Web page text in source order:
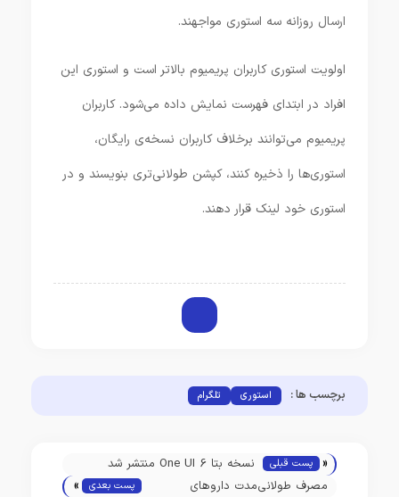
ارسال روزانه سه استوری مواجهند.
اولویت استوری کاربران پریمیوم بالاتر است و استوری این
افراد در ابتدای فهرست نمایش داده می‌شود. کاربران
پریمیوم می‌توانند برخلاف کاربران نسخه‌ی رایگان،
استوری‌ها را ذخیره کنند، کپشن طولانی‌تری بنویسند و در
استوری خود لینک قرار دهند.
برچسب ها : استوری تلگرام
« پست قبلی
نسخه بتا One UI 6 منتشر شد
مصرف طولانی‌مدت داروهای
پست بعدی »